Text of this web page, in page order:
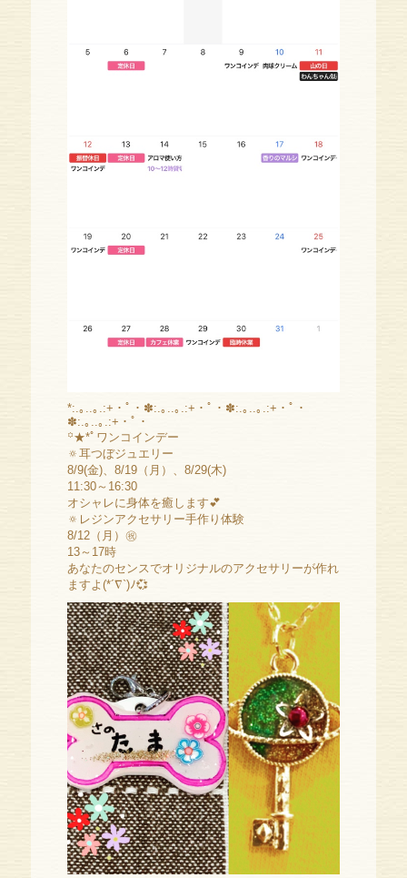
*:.｡..｡.:+・ﾟ・✽:.｡..｡.:+・ﾟ・✽:.｡..｡.:+・ﾟ・
✽:.｡..｡.:+・ﾟ・
꙳★*ﾟワンコインデー
🔅耳つぼジュエリー
8/9(金)、8/19（月）、8/29(木)
11:30～16:30
オシャレに身体を癒します💕
🔅レジンアクセサリー手作り体験
8/12（月）㊗️
13～17時
あなたのセンスでオリジナルのアクセサリーが作れ
ますよ(*´∇`)ﾉ💞